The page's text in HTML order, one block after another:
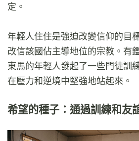
定。
年輕人住住是強迫改變信仰的目
改信該國佔主導地位的宗教。有
東馬的年輕人發起了一些門徒訓
在壓力和逆境中堅強地站起來。
希望的種子：通過訓練和友